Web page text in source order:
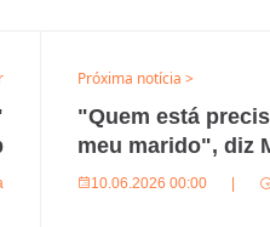
Próxima notícia >
"Quem está
meu marido", diz
10.06.2026 00:00 |